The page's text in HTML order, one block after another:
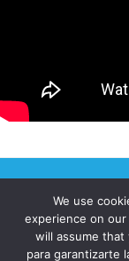
AUTOGIRO/el
Funciona
We use
experience on
will assume that
para garantizarte